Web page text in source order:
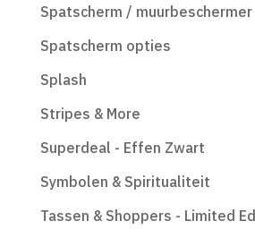
Spatscherm / muurbeschermer
Spatscherm opties
Splash
Stripes & More
Superdeal - Effen Zwart
Symbolen & Spiritualiteit
Tassen & Shoppers - Limited